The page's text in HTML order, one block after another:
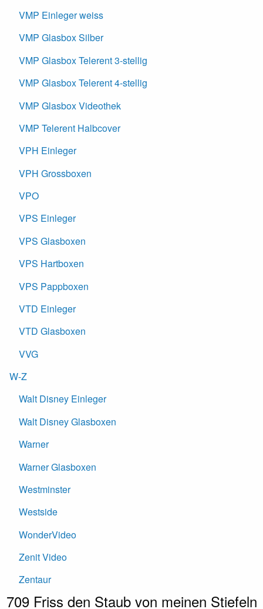
VMP Einleger weiss
VMP Glasbox Silber
VMP Glasbox Telerent 3-stellig
VMP Glasbox Telerent 4-stellig
VMP Glasbox Videothek
VMP Telerent Halbcover
VPH Einleger
VPH Grossboxen
VPO
VPS Einleger
VPS Glasboxen
VPS Hartboxen
VPS Pappboxen
VTD Einleger
VTD Glasboxen
VVG
W-Z
Walt Disney Einleger
Walt Disney Glasboxen
Warner
Warner Glasboxen
Westminster
Westside
WonderVideo
Zenit Video
Zentaur
709 Friss den Staub von meinen Stiefeln